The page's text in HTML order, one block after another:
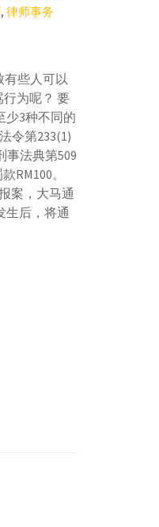
, 律师事务
些人可以
为呢？ 要
少3种不同的
令第233(1)
事法典第509
RM100。
案，大马通
生后，将通